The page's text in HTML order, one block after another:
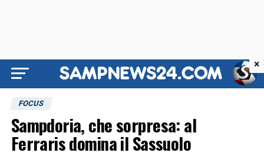
FOCUS
Sampdoria, che sorpresa: al
Ferraris domina il Sassuolo
×